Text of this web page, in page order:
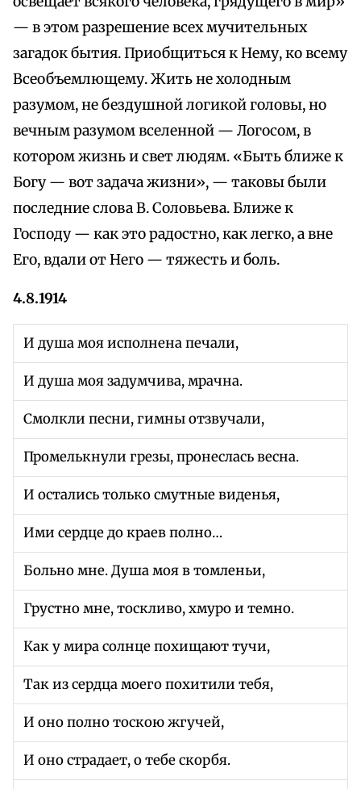
— в этом разрешение всех мучительных
загадок бытия. Приобщиться к Нему, ко всему
Всеобъемлющему. Жить не холодным
разумом, не бездушной логикой головы, но
вечным разумом вселенной — Логосом, в
котором жизнь и свет людям. «Быть ближе к
Богу — вот задача жизни», — таковы были
последние слова В. Соловьева. Ближе к
Господу — как это радостно, как легко, а вне
Его, вдали от Него — тяжесть и боль.
4.8.1914
И душа моя исполнена печали,
И душа моя задумчива, мрачна.
Смолкли песни, гимны отзвучали,
Промелькнули грезы, пронеслась весна.
И остались только смутные виденья,
Ими сердце до краев полно…
Больно мне. Душа моя в томленьи,
Грустно мне, тоскливо, хмуро и темно.
Как у мира солнце похищают тучи,
Так из сердца моего похитили тебя,
И оно полно тоскою жгучей,
И оно страдает, о тебе скорбя.